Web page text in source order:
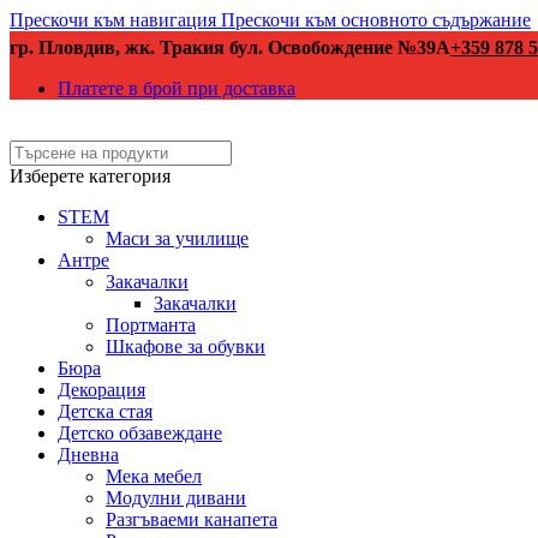
Прескочи към навигация Прескочи към основното съдържание
гр. Пловдив, жк. Тракия бул. Освобождение №39А+359 878
Платете в брой при доставка
Изберете категория
STEM
Маси за училище
Антре
Закачалки
Закачалки
Портманта
Шкафове за обувки
Бюра
Декорация
Детска стая
Детско обзавеждане
Дневна
Мека мебел
Модулни дивани
Разгъваеми канапета